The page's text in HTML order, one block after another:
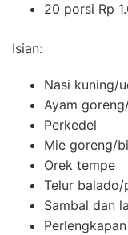
20 porsi Rp
Isian:
Nasi kuning/
Ayam
Perkedel
Mie goreng/
Orek tempe
Telur balado/
Sambal dan